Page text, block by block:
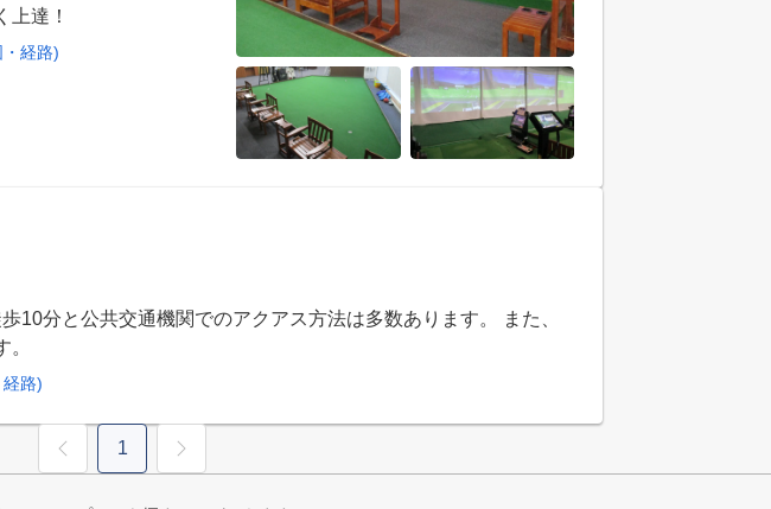
上達！
経路)
10分と公共交通機関でのアクアス方法は多数あります。 また、
路)
1